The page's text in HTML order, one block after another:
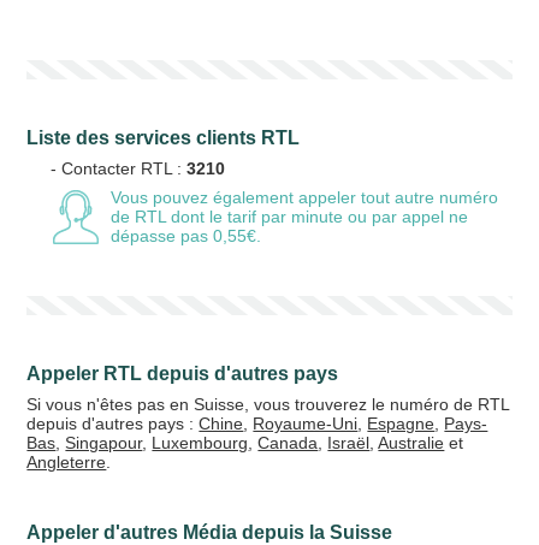
Liste des services clients RTL
- Contacter RTL :3210
Vous pouvez également appeler tout autre numéro
de RTL dont le tarif par minute ou par appel ne
dépasse pas 0,55€.
Appeler RTL depuis d'autres pays
Si vous n'êtes pas en Suisse, vous trouverez le numéro de RTL
depuis d'autres pays :Chine Royaume-Uni Espagne Pays-
Bas ,Singapour, Luxembourg ,Canada Israël ,Australie et
Angleterre
Appeler d'autres Média depuis la Suisse